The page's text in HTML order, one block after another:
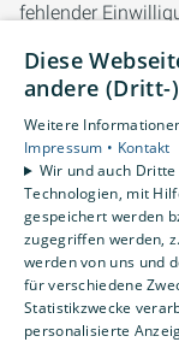
fehlender
verbessern.
der Seite von
https://
platform/security/
Die Verarbeitung
auf Grund
1 S. 1 lit. f DSGVO.
Diese
andere (Dritt-
Weitere
Impressum • Kontakt
Wir und auch
Technologien, mit
gespeichert werden
zugegriffen werden,
werden von uns und
für verschiedene
Statistikzwecke
personalisierte